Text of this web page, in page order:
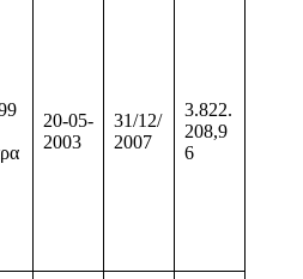
20-05-
2003
31/12/
2007
3.822.
208,9
6